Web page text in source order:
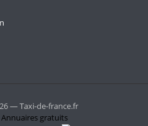
— Taxi-de-france.fr
Annuaires gratuits